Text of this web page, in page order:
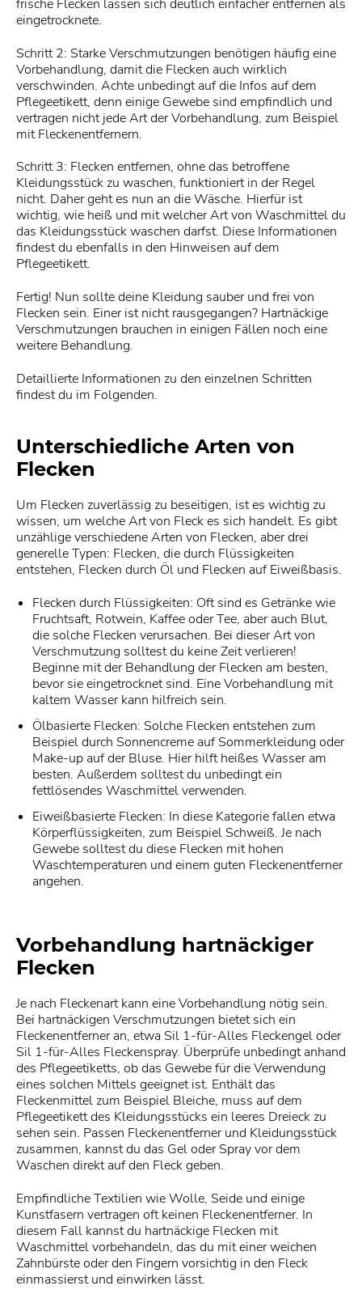
frische Flecken lassen sich deutlich einfacher entfernen als
eingetrocknete.
Schritt 2: Starke Verschmutzungen benötigen häufig eine
Vorbehandlung, damit die Flecken auch wirklich
verschwinden. Achte unbedingt auf die Infos auf dem
Pflegeetikett, denn einige Gewebe sind empfindlich und
vertragen nicht jede Art der Vorbehandlung, zum Beispiel
mit Fleckenentfernern.
Schritt 3: Flecken entfernen, ohne das betroffene
Kleidungsstück zu waschen, funktioniert in der Regel
nicht. Daher geht es nun an die Wäsche. Hierfür ist
wichtig, wie heiß und mit welcher Art von Waschmittel du
das Kleidungsstück waschen darfst. Diese Informationen
findest du ebenfalls in den Hinweisen auf dem
Pflegeetikett.
Fertig! Nun sollte deine Kleidung sauber und frei von
Flecken sein. Einer ist nicht rausgegangen? Hartnäckige
Verschmutzungen brauchen in einigen Fällen noch eine
weitere Behandlung.
Detaillierte Informationen zu den einzelnen Schritten
findest du im Folgenden.
Unterschiedliche Arten von
Flecken
Um Flecken zuverlässig zu beseitigen, ist es wichtig zu
wissen, um welche Art von Fleck es sich handelt. Es gibt
unzählige verschiedene Arten von Flecken, aber drei
generelle Typen: Flecken, die durch Flüssigkeiten
entstehen, Flecken durch Öl und Flecken auf Eiweißbasis.
Flecken durch Flüssigkeiten: Oft sind es Getränke wie
Fruchtsaft, Rotwein, Kaffee oder Tee, aber auch Blut,
die solche Flecken verursachen. Bei dieser Art von
Verschmutzung solltest du keine Zeit verlieren!
Beginne mit der Behandlung der Flecken am besten,
bevor sie eingetrocknet sind. Eine Vorbehandlung mit
kaltem Wasser kann hilfreich sein.
Ölbasierte Flecken: Solche Flecken entstehen zum
Beispiel durch Sonnencreme auf Sommerkleidung oder
Make-up auf der Bluse. Hier hilft heißes Wasser am
besten. Außerdem solltest du unbedingt ein
fettlösendes Waschmittel verwenden.
Eiweißbasierte Flecken: In diese Kategorie fallen etwa
Körperflüssigkeiten, zum Beispiel Schweiß. Je nach
Gewebe solltest du diese Flecken mit hohen
Waschtemperaturen und einem guten Fleckenentferner
angehen.
Vorbehandlung hartnäckiger
Flecken
Je nach Fleckenart kann eine Vorbehandlung nötig sein.
Bei hartnäckigen Verschmutzungen bietet sich ein
Fleckenentferner an, etwa Sil 1-für-Alles Fleckengel oder
Sil 1-für-Alles Fleckenspray. Überprüfe unbedingt anhand
des Pflegeetiketts, ob das Gewebe für die Verwendung
eines solchen Mittels geeignet ist. Enthält das
Fleckenmittel zum Beispiel Bleiche, muss auf dem
Pflegeetikett des Kleidungsstücks ein leeres Dreieck zu
sehen sein. Passen Fleckenentferner und Kleidungsstück
zusammen, kannst du das Gel oder Spray vor dem
Waschen direkt auf den Fleck geben.
Empfindliche Textilien wie Wolle, Seide und einige
Kunstfasern vertragen oft keinen Fleckenentferner. In
diesem Fall kannst du hartnäckige Flecken mit
Waschmittel vorbehandeln, das du mit einer weichen
Zahnbürste oder den Fingern vorsichtig in den Fleck
einmassierst und einwirken lässt.